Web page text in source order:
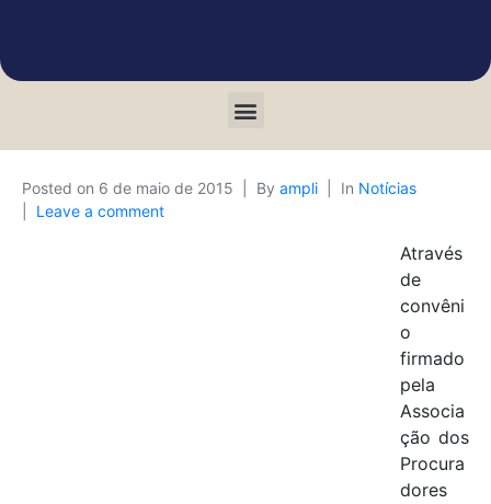
Posted on 6 de maio de 2015 By ampli In Notícias
Leave a comment
Através
de
convêni
o
firmado
pela
Associa
ção dos
Procura
dores